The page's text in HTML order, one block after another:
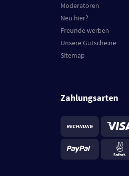
Moderatoren
Neu hier?
Freunde werben
Unsere Gutscheine
Sitemap
Zahlungsarten